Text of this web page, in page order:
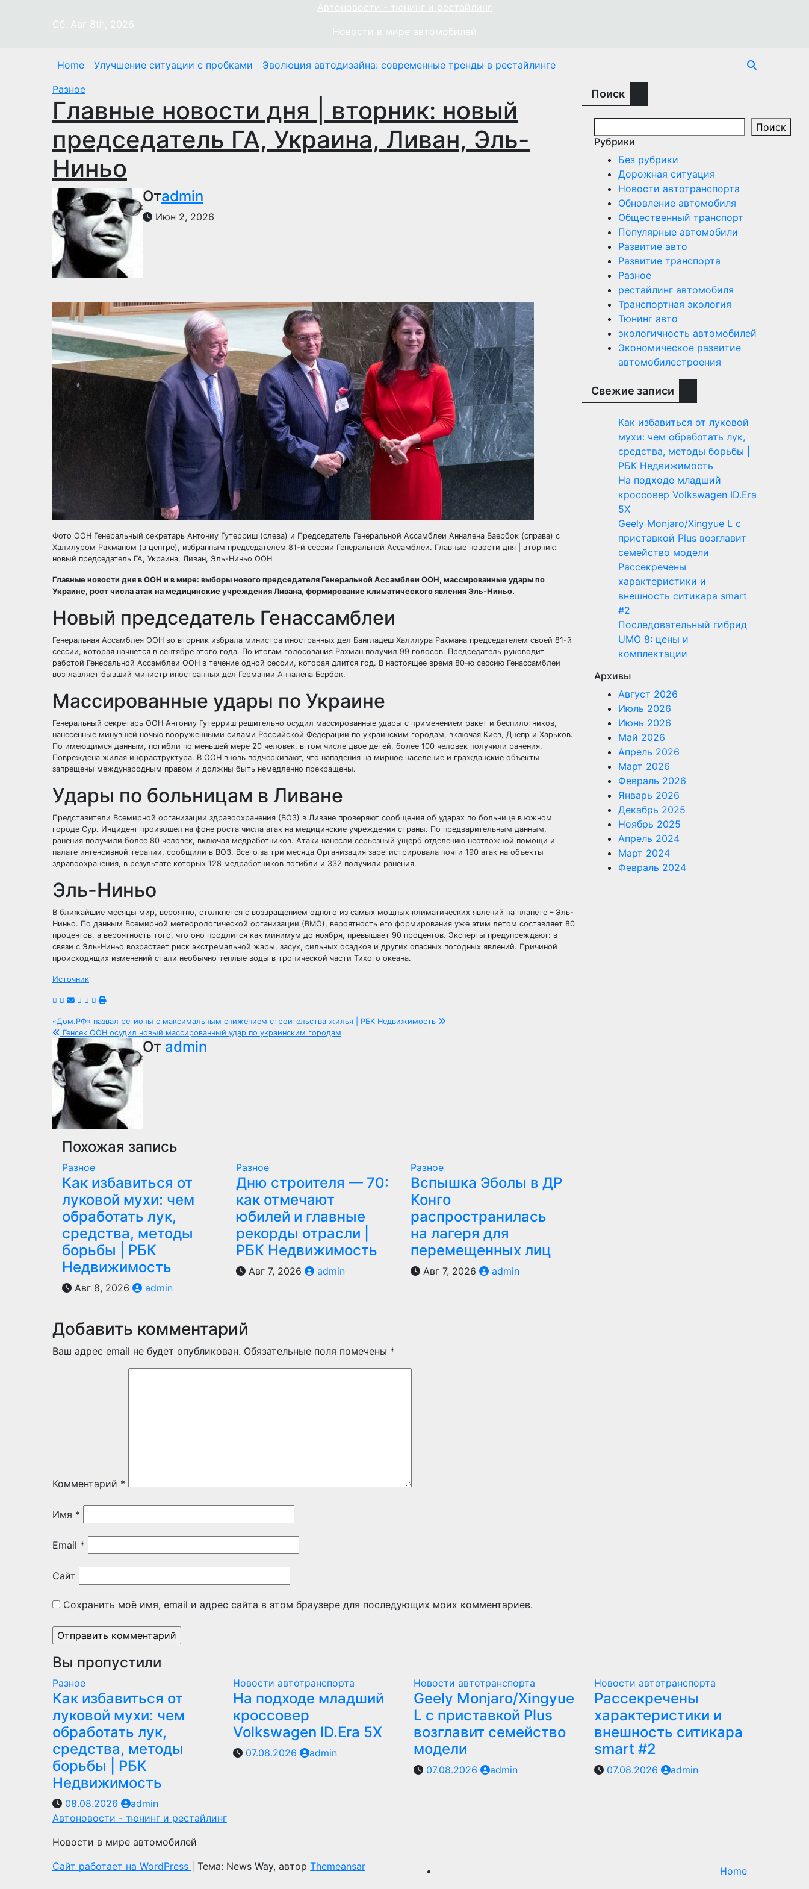
Сб. Авг 8th, 2026
Автоновости - тюнинг и рестайлинг
Новости в мире автомобилей
Home Улучшение ситуации с пробками
Эволюция автодизайна: современные тренды в рестайлинге
Разное
Главные новости дня | вторник: новый
председатель ГА, Украина, Ливан, Эль-
Ниньо
Отadmin
Июн 2, 2026
Фото ООН Генеральный секретарь Антониу Гутерриш (слева) и Председатель Генеральной Ассамблеи Анналена Баербок (справа) с
Халилуром Рахманом (в центре), избранным председателем 81-й сессии Генеральной Ассамблеи. Главные новости дня | вторник:
новый председатель ГА, Украина, Ливан, Эль-Ниньо ООН
Главные новости дня в ООН и в мире: выборы нового председателя Генеральной Ассамблеи ООН, массированные удары по
Украине, рост числа атак на медицинские учреждения Ливана, формирование климатического явления Эль-Ниньо.
Новый председатель Генассамблеи
Генеральная Ассамблея ООН во вторник избрала министра иностранных дел Бангладеш Халилура Рахмана председателем своей 81-й
сессии, которая начнется в сентябре этого года. По итогам голосования Рахман получил 99 голосов. Председатель руководит
работой Генеральной Ассамблеи ООН в течение одной сессии, которая длится год. В настоящее время 80-ю сессию Генассамблеи
возглавляет бывший министр иностранных дел Германии Анналена Бербок.
Массированные удары по Украине
Генеральный секретарь ООН Антониу Гутерриш решительно осудил массированные удары с применением ракет и беспилотников,
нанесенные минувшей ночью вооруженными силами Российской Федерации по украинским городам, включая Киев, Днепр и Харьков.
По имеющимся данным, погибли по меньшей мере 20 человек, в том числе двое детей, более 100 человек получили ранения.
Повреждена жилая инфраструктура. В ООН вновь подчеркивают, что нападения на мирное население и гражданские объекты
запрещены международным правом и должны быть немедленно прекращены.
Удары по больницам в Ливане
Представители Всемирной организации здравоохранения (ВОЗ) в Ливане проверяют сообщения об ударах по больнице в южном
городе Сур. Инцидент произошел на фоне роста числа атак на медицинские учреждения страны. По предварительным данным,
ранения получили более 80 человек, включая медработников. Атаки нанесли серьезный ущерб отделению неотложной помощи и
палате интенсивной терапии, сообщили в ВОЗ. Всего за три месяца Организация зарегистрировала почти 190 атак на объекты
здравоохранения, в результате которых 128 медработников погибли и 332 получили ранения.
Эль-Ниньо
В ближайшие месяцы мир, вероятно, столкнется с возвращением одного из самых мощных климатических явлений на планете – Эль-
Ниньо. По данным Всемирной метеорологической организации (ВМО), вероятность его формирования уже этим летом составляет 80
процентов, а вероятность того, что оно продлится как минимум до ноября, превышает 90 процентов. Эксперты предупреждают: в
связи с Эль-Ниньо возрастает риск экстремальной жары, засух, сильных осадков и других опасных погодных явлений. Причиной
происходящих изменений стали необычно теплые воды в тропической части Тихого океана.
Источник
Навигация
по
записям
«Дом.РФ» назвал регионы с максимальным снижением строительства жилья | РБК Недвижимость
Генсек ООН осудил новый массированный удар по украинским городам
От admin
Похожая запись
Разное
Как избавиться от
луковой мухи: чем
обработать лук,
средства, методы
борьбы | РБК
Недвижимость
Авг 8, 2026 admin
Разное
Дню строителя — 70:
как отмечают
юбилей и главные
рекорды отрасли |
РБК Недвижимость
Авг 7, 2026 admin
Разное
Вспышка Эболы в ДР
Конго
распространилась
на лагеря для
перемещенных лиц
Авг 7, 2026 admin
Добавить комментарий
Ваш адрес email не будет опубликован. Обязательные поля помечены *
Комментарий *
Имя *
Email *
Сайт
Сохранить моё имя, email и адрес сайта в этом браузере для последующих моих комментариев.
Поиск
Поиск
Рубрики
Без рубрики
Дорожная ситуация
Новости автотранспорта
Обновление автомобиля
Общественный транспорт
Популярные автомобили
Развитие авто
Развитие транспорта
Разное
рестайлинг автомобиля
Транспортная экология
Тюнинг авто
экологичность автомобилей
Экономическое развитие
автомобилестроения
Свежие записи
Как избавиться от луковой
мухи: чем обработать лук,
средства, методы борьбы |
РБК Недвижимость
На подходе младший
кроссовер Volkswagen ID.Era
5X
Geely Monjaro/Xingyue L с
приставкой Plus возглавит
семейство модели
Рассекречены
характеристики и
внешность ситикара smart
#2
Последовательный гибрид
UMO 8: цены и
комплектации
Архивы
Август 2026
Июль 2026
Июнь 2026
Май 2026
Апрель 2026
Март 2026
Февраль 2026
Январь 2026
Декабрь 2025
Ноябрь 2025
Апрель 2024
Март 2024
Февраль 2024
Вы пропустили
Разное
Как избавиться от
луковой мухи: чем
обработать лук,
средства, методы
борьбы | РБК
Недвижимость
08.08.2026 admin
Новости автотранспорта
На подходе младший
кроссовер
Volkswagen ID.Era 5X
07.08.2026 admin
Новости автотранспорта
Geely Monjaro/Xingyue
L с приставкой Plus
возглавит семейство
модели
07.08.2026 admin
Новости автотранспорта
Рассекречены
характеристики и
внешность ситикара
smart #2
07.08.2026 admin
Автоновости - тюнинг и рестайлинг
Новости в мире автомобилей
Сайт работает на WordPress
Тема: News Way, автор Themeansar Home